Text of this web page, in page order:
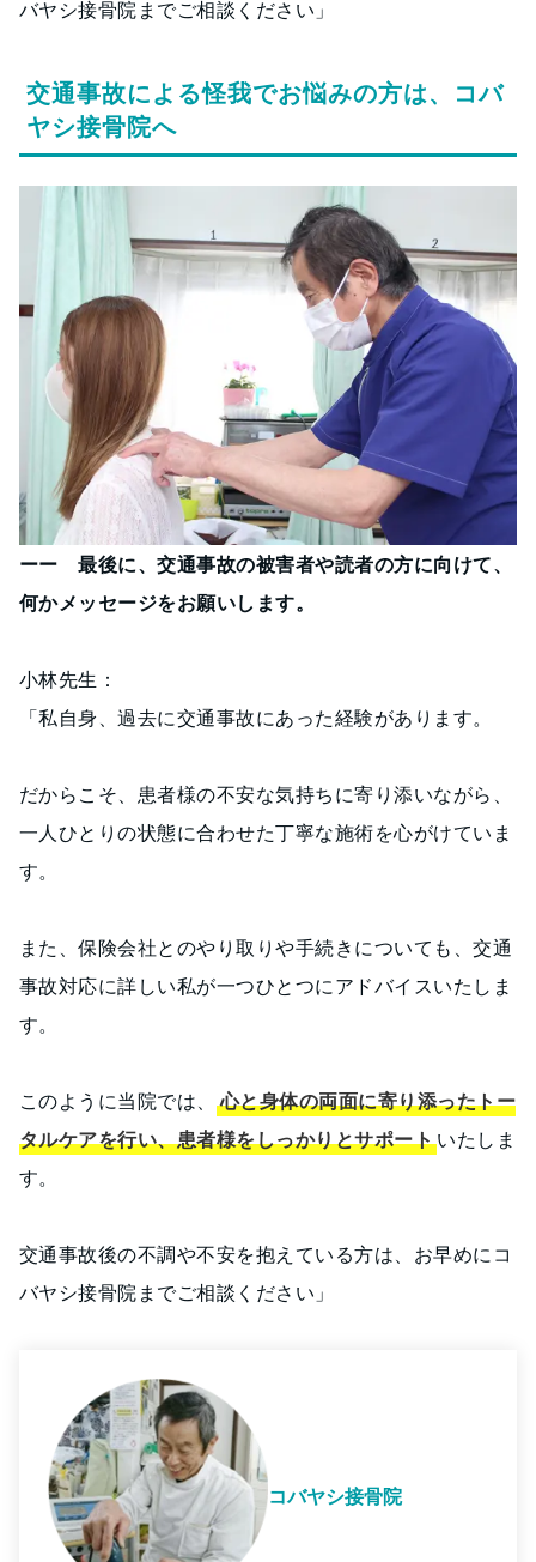
バヤシ接骨院までご相談ください」
交通事故による怪我でお悩みの方は、コバ
ヤシ接骨院へ
ーー 最後に、交通事故の被害者や読者の方に向けて、
何かメッセージをお願いします。
小林先生：
「私自身、過去に交通事故にあった経験があります。
だからこそ、患者様の不安な気持ちに寄り添いながら、
一人ひとりの状態に合わせた丁寧な施術を心がけていま
す。
また、保険会社とのやり取りや手続きについても、交通
事故対応に詳しい私が一つひとつにアドバイスいたしま
す。
このように当院では、
心と身体の両面に寄り添ったトー
タルケアを行い、患者様をしっかりとサポートいたしま
す。
交通事故後の不調や不安を抱えている方は、お早めにコ
バヤシ接骨院までご相談ください」
コバヤシ接骨院